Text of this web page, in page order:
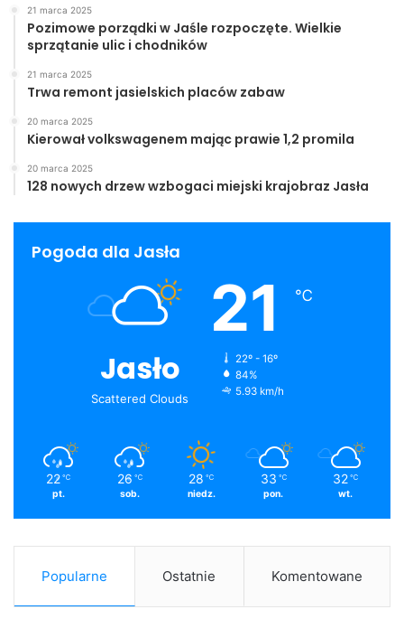
21 marca 2025
Pozimowe porządki w Jaśle rozpoczęte. Wielkie
sprzątanie ulic i chodników
21 marca 2025
Trwa remont jasielskich placów zabaw
20 marca 2025
Kierował volkswagenem mając prawie 1,2 promila
20 marca 2025
128 nowych drzew wzbogaci miejski krajobraz Jasła
Pogoda dla Jasła
Jasło
Scattered Clouds
21 ℃
22º - 16º
84%
5.93 km/h
22 ℃
pt.
26 ℃
sob.
28 ℃
niedz.
33 ℃
pon.
32 ℃
wt.
Popularne Ostatnie Komentowane